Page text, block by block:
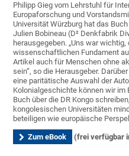
Philipp Gieg vom Lehrstuhl für
Europaforschung und
Universität Würzburg hat das
Julien Bobineau (D² Denkfabrik
herausgegeben. „Uns war
wissenschaftlichen Fundament
Artikel auch für Menschen ohne
sein“, so die Herausgeber.
eine paritätische Auswahl der
Kolonialgeschichte können wir im
Buch über die DR Kongo
kongolesischen Universitäten
beteiligen wie europäische
Zum eBook (frei verfügbar